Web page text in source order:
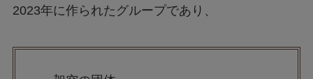
2023年に作られたグループであり、
架空の団体